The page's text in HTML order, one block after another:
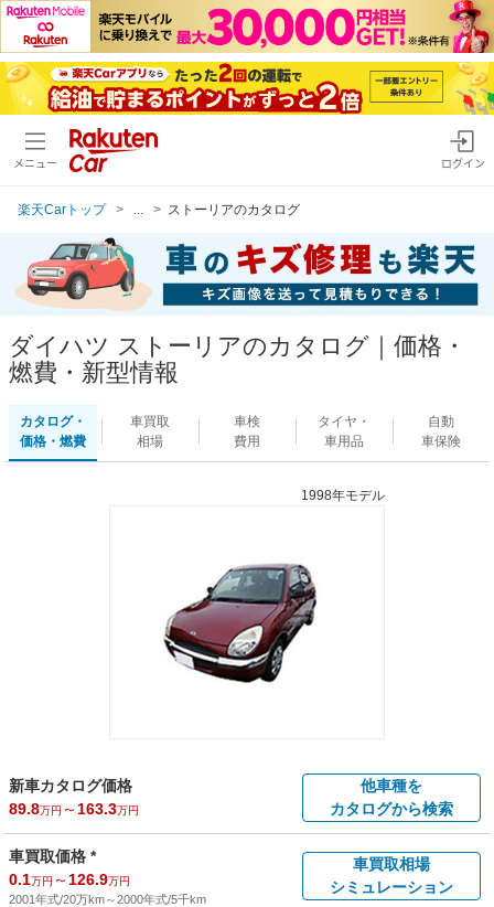
メニュー ログイン
楽天Carトップ ストーリアのカタログ
ダイハツ ストーリアのカタログ｜価格・
燃費・新型情報
カタログ・
価格・燃費
車買取
相場
車検
費用
タイヤ・
車用品
自動
車保険
1998年モデル
新車カタログ価格
89.8万円 ～ 163.3万円
他車種を
カタログから検索
車買取価格 *
0.1万円 ～ 126.9万円
2001年式/20万km～2000年式/5千km
車買取相場
シミュレーション